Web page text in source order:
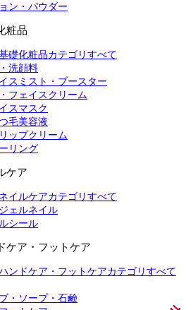
ン・パウダー
粧品
礎化粧品カテゴリすべて
洗顔料
スミスト・ブースター
フェイスクリーム
スマスク
毛美容液
ップクリーム
リング
ケア
イルケアカテゴリすべて
ェルネイル
シール
ケア・フットケア
ンドケア・フットケアカテゴリすべて
・ソープ・石鹸